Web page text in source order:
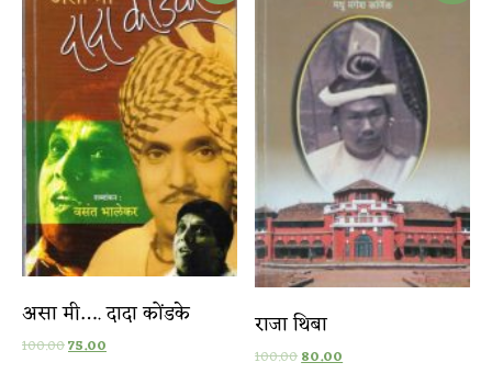
असा मी…. दादा कोंडके
100.0075.00
राजा थिबा
100.0080.00